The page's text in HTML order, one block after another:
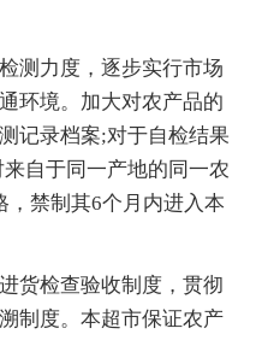
测力度，逐步实行市场
环境。加大对农产品的
记录档案;对于自检结果
自于同一产地的同一农
，禁制其6个月内进入本
货检查验收制度，贯彻
制度。本超市保证农产